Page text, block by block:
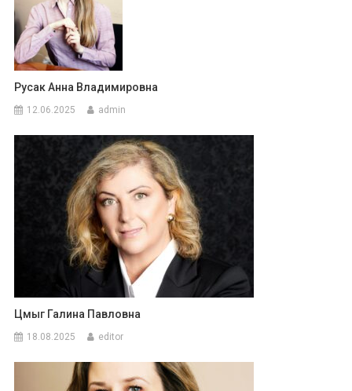
Русак Анна Владимировна
12.06.2025 admin
Цмыг Галина Павловна
18.08.2025 editor